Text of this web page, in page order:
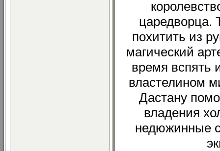
царедворца.
похитить из
магический
время вспять
властелином
Дастану
владения
недюжинные